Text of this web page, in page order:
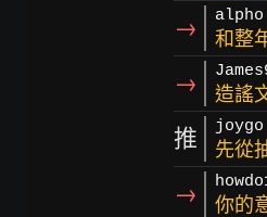
→ alpho
和整
→ 造謠
推 joygo
先從
→ 你的